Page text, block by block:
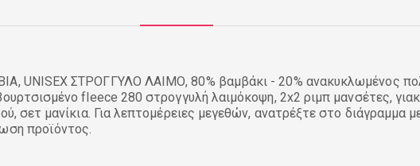
UNISEX ΣΤΡΟΓΓΥΛΟ ΛΑΙΜΟ, 80% βαμβάκι - 20% ανακυκλωμένος
fleece 280 στρογγυλή λαιμόκοψη, 2x2 ριμπ μανσέτες,
σετ μανίκια. Για λεπτομέρειες μεγεθών, ανατρέξτε στο διάγραμμα
προϊόντος.